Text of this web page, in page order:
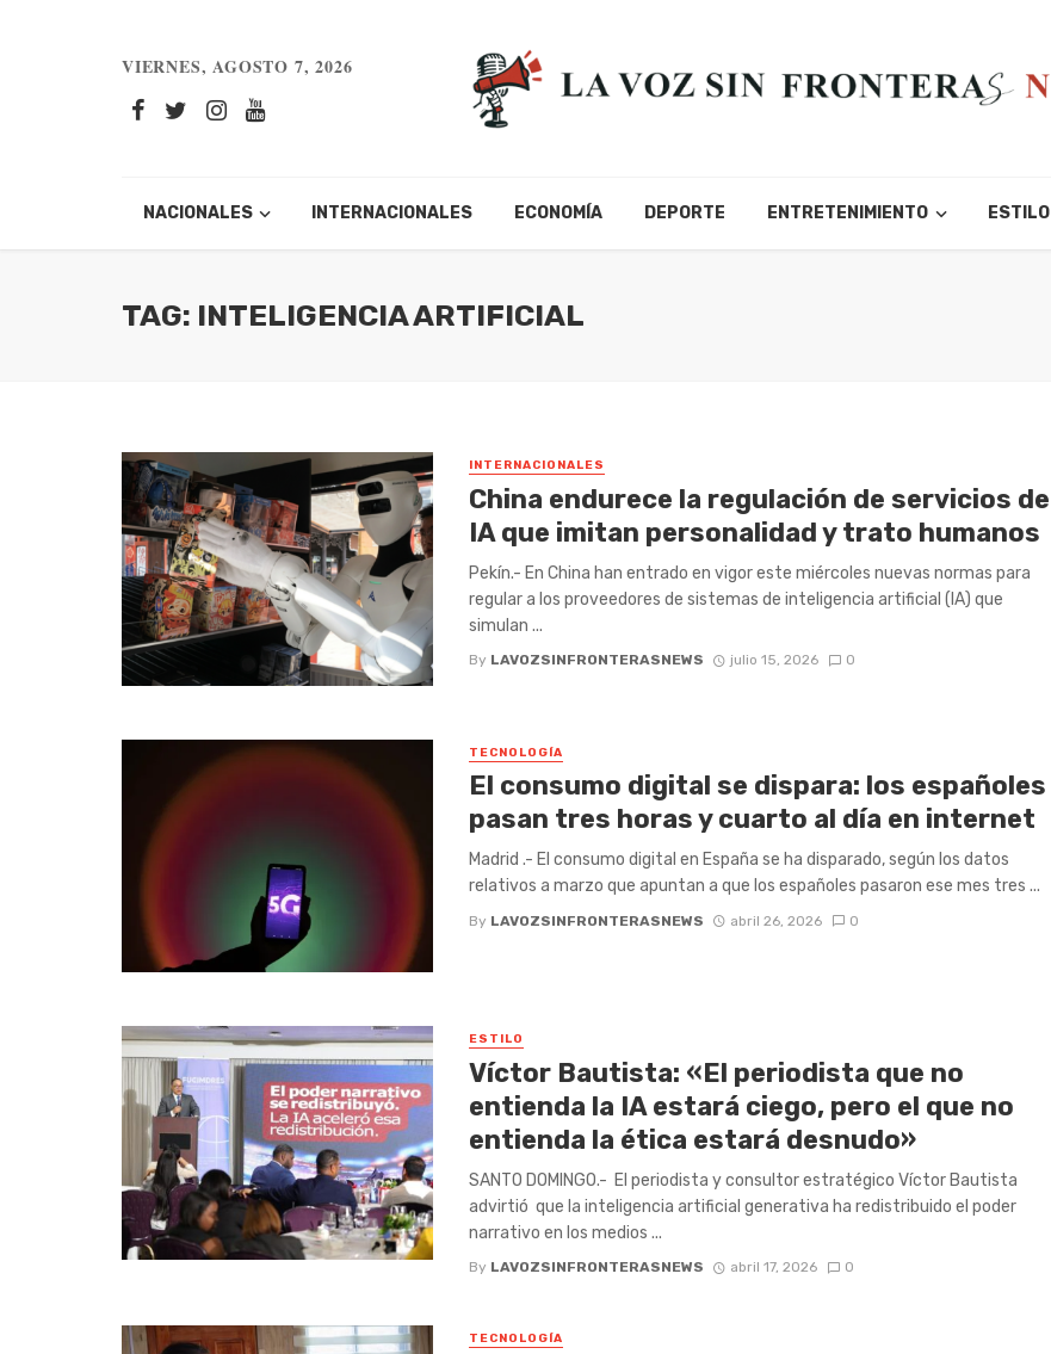
VIERNES, AGOSTO 7, 2026
NACIONALES INTERNACIONALES ECONOMÍA DEPORTE ENTRETENIMIENTO ESTILO
TAG: INTELIGENCIA ARTIFICIAL
INTERNACIONALES
China endurece la regulación de servicios de
IA que imitan personalidad y trato humanos
Pekín.- En China han entrado en vigor este miércoles nuevas normas para
regular a los proveedores de sistemas de inteligencia artificial (IA) que
simulan ...
By LAVOZSINFRONTERASNEWS julio 15, 2026 0
TECNOLOGÍA
El consumo digital se dispara: los españoles
pasan tres horas y cuarto al día en internet
Madrid .- El consumo digital en España se ha disparado, según los datos
relativos a marzo que apuntan a que los españoles pasaron ese mes tres ...
By LAVOZSINFRONTERASNEWS abril 26, 2026 0
ESTILO
Víctor Bautista: «El periodista que no
entienda la IA estará ciego, pero el que no
entienda la ética estará desnudo»
SANTO DOMINGO.- El periodista y consultor estratégico Víctor Bautista
advirtió que la inteligencia artificial generativa ha redistribuido el poder
narrativo en los medios ...
By LAVOZSINFRONTERASNEWS abril 17, 2026 0
TECNOLOGÍA